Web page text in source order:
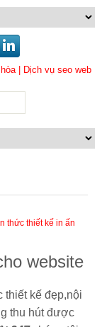
thức thiết kế in ấn
website
thiết kế đẹp,nội
thu hút được